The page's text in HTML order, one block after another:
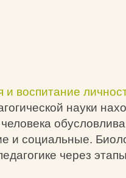
и воспитание
науки
и социальные.
через